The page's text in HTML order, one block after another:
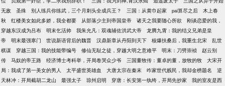
无敌
圣殊 别人练兵你练武，三个月刺头全成兵王？ 三国：从黄巾起家 pai算尽之后
木上春
秋
红楼美女如此多娇，我全都要 从部落少主到帝国皇帝 诸天之我要随心所欲
刚谈恋爱的我，
穿越东汉成为吕布
明末乞活帅 我朱允凡：双魂辅佐洪武大帝
龙腾九霄：我的结义兄弟是皇
帝
明末最强寒门 世说新语背后的魏晋 汉鼎新章从丹阳到天下 核爆扶桑后，我重生北宋
乱世
棋谋
穿越三国：我的技能带编号 修仙无耻之徒，穿越大明之意难平 明末：刀劈崇祯
赵云别
传
马奴的帝王路 经济博士考科举，开局卷哭众少爷 三国董牧传：董卓的董，放牧的牧
大宋开
局：我成了第一美女的男人
太平盛世英雄血 大唐太宗在秦末 咋家世代贱民，我却金榜题名
逆
天林冲：开局截胡二龙山
最强太子 琼州启明 穿唐：长安第一纨绔，开局先抄家 我的室友是西